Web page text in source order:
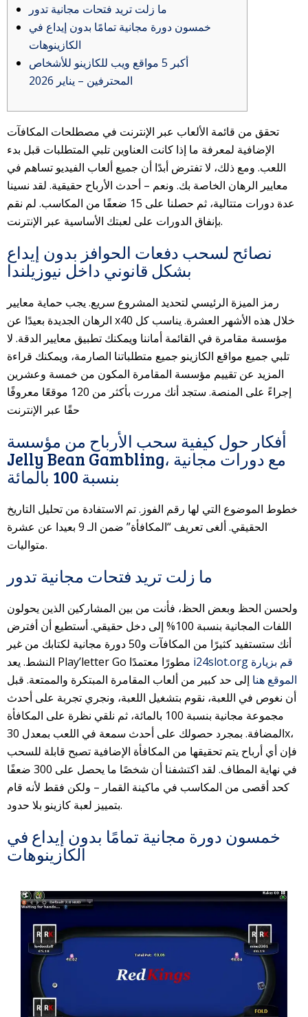
ما زلت تريد فتحات مجانية تدور
خمسون دورة مجانية تمامًا بدون إيداع في
الكازينوهات
أكبر 5 مواقع ويب للكازينو للأشخاص
المحترفين – يناير 2026
تحقق من قائمة الألعاب عبر الإنترنت في مصطلحات المكافآت
الإضافية لمعرفة ما إذا كانت العناوين تلبي المتطلبات قبل بدء
اللعب. ومع ذلك، لا تفترض أبدًا أن جميع ألعاب الفيديو تساهم في
معايير الرهان الخاصة بك. ونعم – أحدث الأرباح حقيقية. لقد نسينا
عدة دورات متتالية، ثم حصلنا على 15 ضعفًا من المكاسب. لم نقم
بإنفاق الدورات على لعبتك الأساسية عبر الإنترنت.
نصائح لسحب دفعات الحوافز بدون إيداع
بشكل قانوني داخل نيوزيلندا
رمز الميزة الرئيسي لتحديد المشروع سريع. يجب حماية معايير
الرهان الجديدة بعيدًا عن x40 خلال هذه الأشهر العشرة. يناسب كل
مؤسسة مقامرة في القائمة أماننا ويمكنك تطبيق معايير الدقة. لا
تلبي جميع مواقع الكازينو جميع متطلباتنا الصارمة، ويمكنك قراءة
المزيد عن تقييم مؤسسة المقامرة المكون من خمسة وعشرين
إجراءً على المنصة. ستجد أنك مررت بأكثر من 120 موقعًا معروفًا
حقًا عبر الإنترنت
أفكار حول كيفية سحب الأرباح من مؤسسة
Jelly Bean Gambling، مع دورات مجانية
بنسبة 100 بالمائة
خطوط الموضوع التي لها رقم الفوز. تم الاستفادة من تحليل التاريخ
الحقيقي. ألغى تعريف “المكافأة” ضمن الـ 9 بعيدا عن عشرة
متواليات.
ما زلت تريد فتحات مجانية تدور
ولحسن الحظ وبعض الحظ، فأنت من بين المشاركين الذين يحولون
اللفات المجانية بنسبة 100% إلى دخل حقيقي. أستطيع أن أفترض
أنك ستستفيد كثيرًا من المكافآت و50 دورة مجانية لكتابك من غير
i24slot.org قم بزيارة
الموقع هنا إلى حد كبير من ألعاب المقامرة المبتكرة والممتعة. قبل
أن نغوص في اللعبة، نقوم بتشغيل اللعبة، ونجري تجربة على أحدث
مجموعة مجانية بنسبة 100 بالمائة، ثم نلقي نظرة على المكافأة
المضافة. بمجرد حصولك على أحدث سمعة في اللعب بمعدل 30x،
فإن أي أرباح يتم تحقيقها من المكافأة الإضافية تصبح قابلة للسحب
في نهاية المطاف. لقد اكتشفنا أن شخصًا ما يحصل على 300 ضعفًا
كحد أقصى من المكاسب في ماكينة القمار – ولكن فقط لأنه قام
بتمييز لعبة كازينو بلا حدود.
خمسون دورة مجانية تمامًا بدون إيداع في
الكازينوهات